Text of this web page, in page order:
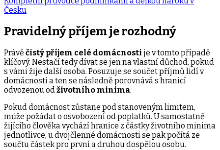
Česku
Pravidelný příjem je rozhodný
Právě čistý příjem celé domácnosti je v tomto případě
klíčový. Nestačí tedy dívat se jen na vlastní důchod, pokud
s vámi žije další osoba. Posuzuje se součet příjmů lidí v
domácnosti a ten se následně porovnává s hranicí
odvozenou odživotního minima.
Pokud domácnost zůstane pod stanoveným limitem,
může požádat o osvobození od poplatků. U samostatně
žijícího člověka vychází hranice z částky životního minima
jednotlivce, u dvojčlenné domácnosti se pak počítá ze
součtu částek pro první a druhou dospělou osobu.